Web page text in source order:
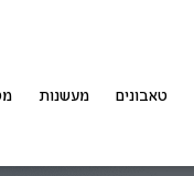
טאבונים מעשנות